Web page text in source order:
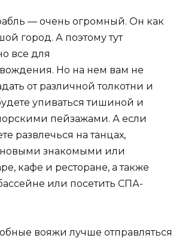
— очень огромный. Он как
город. А поэтому тут
все для
Но на нем вам не
от различной толкотни и
упиваться тишиной и
пейзажами. А если
развлечься на танцах,
новыми знакомыми или
кафе и ресторане, а также
или посетить СПА-
вояжи лучше отправляться